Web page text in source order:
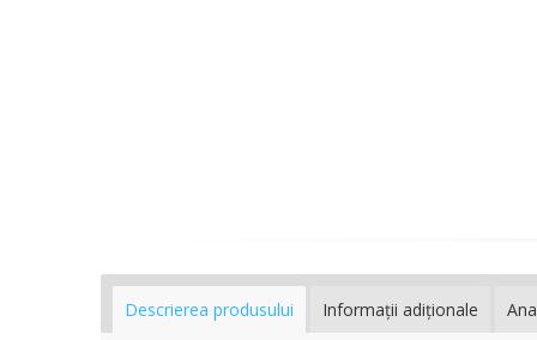
Descrierea produsului Informaţii adiţionale